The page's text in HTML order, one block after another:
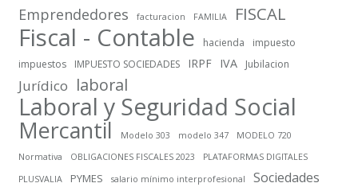
Emprendedores facturacion FAMILIA FISCAL
Fiscal - Contable hacienda
impuesto
impuestos
IMPUESTO SOCIEDADES IRPF IVA Jubilacion
Jurídico laboral
Laboral y Seguridad Social
Mercantil Modelo 303 modelo 347
MODELO 720
Normativa
OBLIGACIONES FISCALES 2023
PLATAFORMAS DIGITALES
PLUSVALIA
PYMES salario mínimo interprofesional Sociedades